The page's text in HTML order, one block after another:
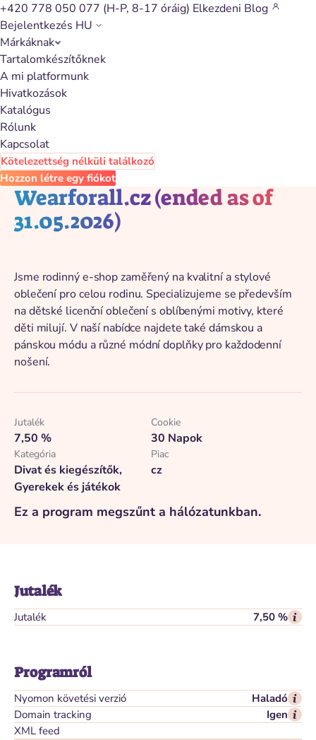
+420 778 050 077 (H-P, 8-17 óráig) Elkezdeni Blog
Bejelentkezés HU
Márkáknak
Tartalomkészítőknek
A mi platformunk
Hivatkozások
Katalógus
Rólunk
Kapcsolat
Kötelezettség nélküli találkozó
Hozzon létre egy fiókot
Vissza a katalógushoz
Wearforall.cz (ended as of
31.05.2026)
Jsme rodinný e-shop zaměřený na kvalitní a stylové
oblečení pro celou rodinu. Specializujeme se především
na dětské licenční oblečení s oblíbenými motivy, které
děti milují. V naší nabídce najdete také dámskou a
pánskou módu a různé módní doplňky pro každodenní
nošení.
Jutalék
7,50 %
Cookie
30 Napok
Kategória
Divat és kiegészítők,
Gyerekek és játékok
Piac
cz
Ez a program megszűnt a hálózatunkban.
Jutalék
Jutalék 7,50 %
Programról
Nyomon követési verzió
Haladó
Domain tracking
Igen
XML feed